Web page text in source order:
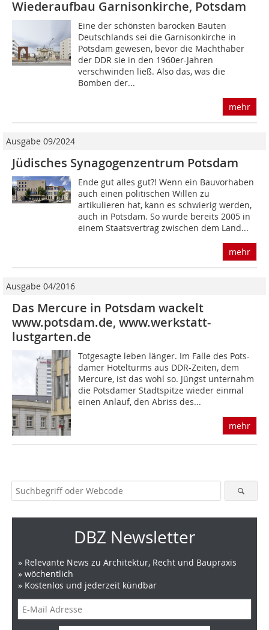
Wiederaufbau Garnisonkirche, Potsdam
Eine der schönsten barocken Bauten
Deutschlands sei die Garnisonkirche in
Potsdam gewesen, bevor die Machthaber
der DDR sie in den 1960er-Jahren
verschwinden ließ. Also das, was die
Bomben der...
mehr
Ausgabe 09/2024
Jüdisches Synagogenzentrum Potsdam
Ende gut alles gut?! Wenn ein Bauvorhaben
auch einen politischen Willen zu
artikulieren hat, kann es schwierig werden,
auch in Potsdam. So wurde bereits 2005 in
einem Staatsvertrag zwischen dem Land...
mehr
Ausgabe 04/2016
Das Mercure in Potsdam wackelt
www.potsdam.de, www.werkstatt-
lustgarten.de
Totgesagte leben länger. Im Falle des Pots-
damer Hotelturms aus DDR-Zeiten, dem
Mercure, ist das wohl so. Jüngst unternahm
die Potsdamer Stadtspitze wieder einmal
einen Anlauf, den Abriss des...
mehr
DBZ Newsletter
» Relevante News zu Architektur, Recht und Baupraxis
» wöchentlich
» Kostenlos und jederzeit kündbar